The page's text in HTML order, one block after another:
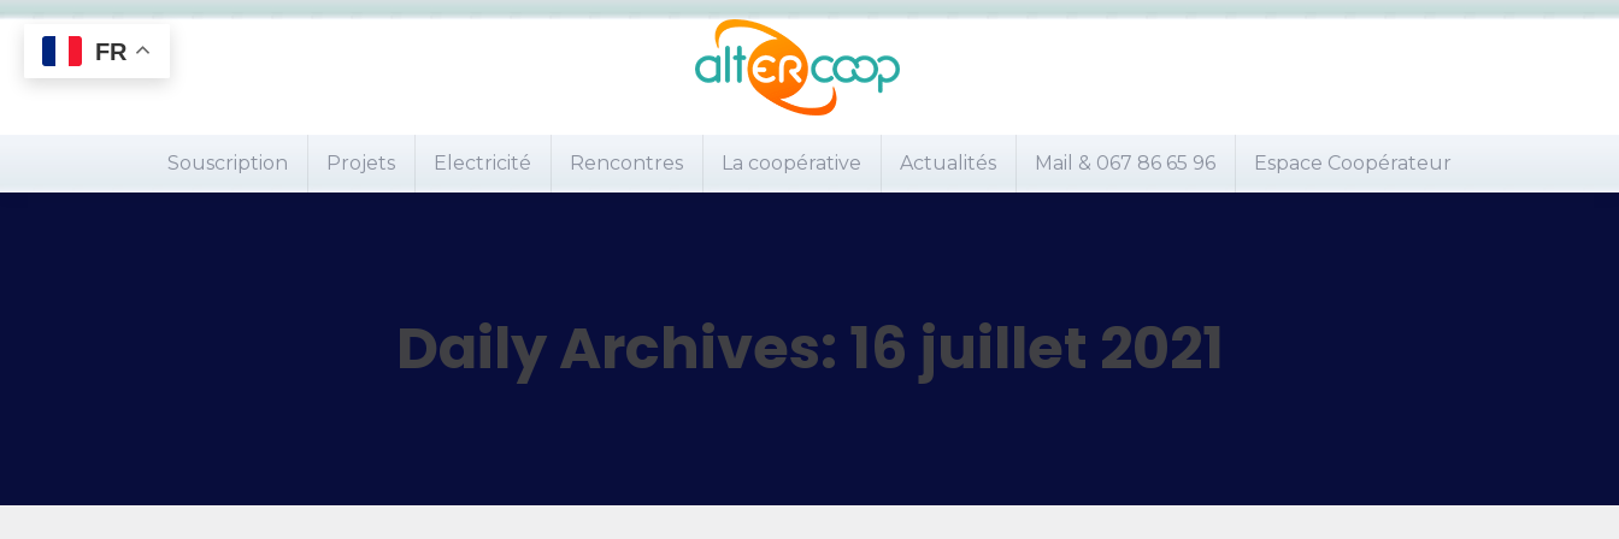
Souscription Projets Electricité Rencontres La coopérative Actualités Mail & 067 86 65 96 Espace Coopérateur
Daily Archives:16 juillet 2021
FR